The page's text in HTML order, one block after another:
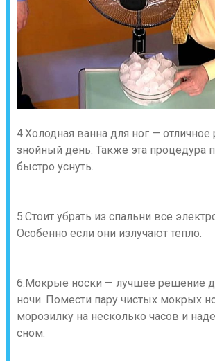
4.Холодная ванна для ног —
знойный день. Также эта процедура
быстро уснуть.
5.Стоит убрать из спальни все
Особенно если они излучают тепло.
6.Мокрые носки — лучшее решение
ночи. Помести пару чистых мокрых
морозилку на несколько часов и
сном.